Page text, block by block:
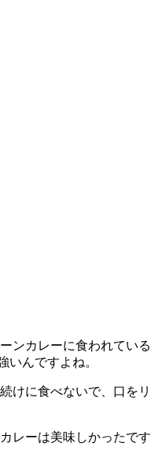
ンカレーに食われている
いんですよね。
けに食べないで、口をリ
レーは美味しかったです